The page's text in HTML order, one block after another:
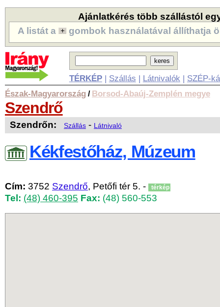
Ajánlatkérés több szállástól
A listát a
gombok használatával állíthatja
TÉRKÉP| Szállás | Látnivalók | SZÉP-
Észak-Magyarország / Borsod-Abaúj-Zemplén megye
Szendrő
Szendrőn: Szállás - Látnivaló
Kékfestőház, Múzeum
Cím: 3752 Szendrő, Petőfi tér 5. - térkép
Tel: (48) 460-395 Fax: (48) 560-553